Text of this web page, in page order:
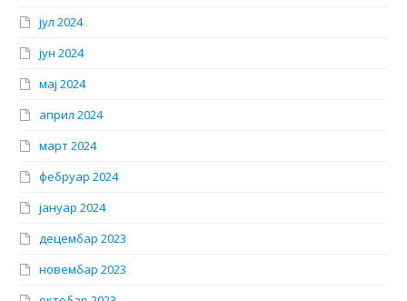
јул 2024
јун 2024
мај 2024
април 2024
март 2024
фебруар 2024
јануар 2024
децембар 2023
новембар 2023